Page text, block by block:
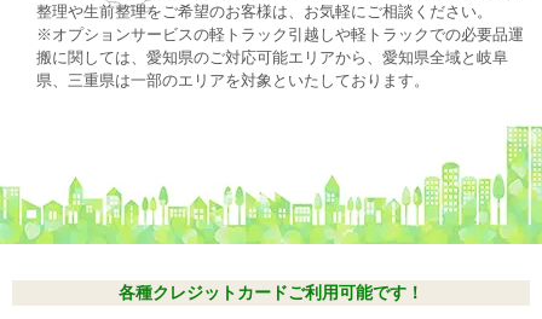
整理や生前整理をご希望のお客様は、お気軽にご相談ください。
※オプションサービスの軽トラック引越しや軽トラックでの必要品運
搬に関しては、愛知県のご対応可能エリアから、愛知県全域と岐阜
県、三重県は一部のエリアを対象といたしております。
各種クレジットカードご利用可能です！